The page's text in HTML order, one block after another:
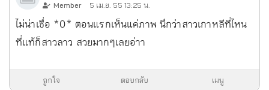
Member
5 เม.ย. 55 13:25 น.
ไม่น่าเชื่อ *0* ตอนแรกเห็นแค่ภาพ นึกว่าสาวเกาหลีที่ไหน
ที่แท้ก็สาวลาว สวยมากๆเลยอ่าา
ถูกใจ ตอบกลับ เมนู